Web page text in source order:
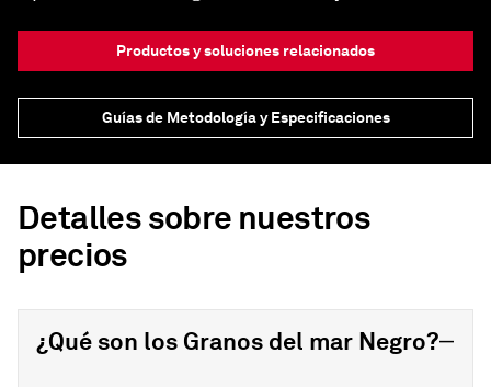
Productos y soluciones relacionados
Guías de Metodología y Especificaciones
Detalles sobre nuestros
precios
¿Qué son los Granos del mar Negro?